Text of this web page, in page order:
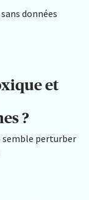
données
et
?
perturber